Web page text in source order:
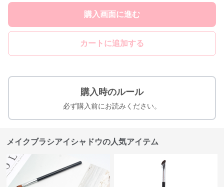
購入画面に進む
カートに追加する
購入時のルール
必ず購入前にお読みください。
メイクブラシアイシャドウの人気アイテム